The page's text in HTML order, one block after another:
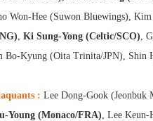
Won-Hee (Suwon Bluewings),
, Ki Sung-Yong (Celtic/SCO),
Bo-Kyung (Oita Trinita/JPN), Shin
: Lee Dong-Gook (Jeonbuk
Young (Monaco/FRA), Lee Keun-